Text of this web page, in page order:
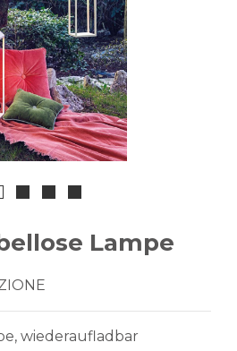
Lampe
wiederaufladbar